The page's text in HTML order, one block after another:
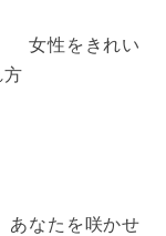
女性をきれい
方
あなたを咲かせ